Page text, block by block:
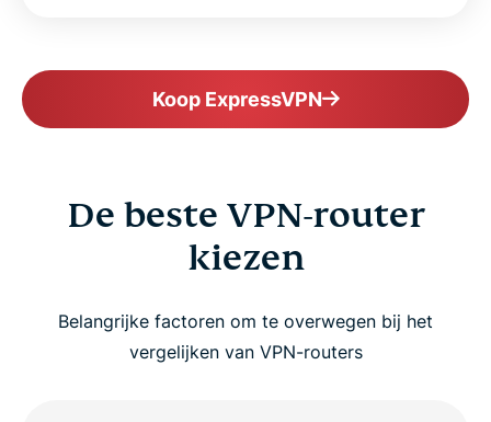
Koop ExpressVPN
De beste VPN-router
kiezen
Belangrijke factoren om te overwegen bij het
vergelijken van VPN-routers